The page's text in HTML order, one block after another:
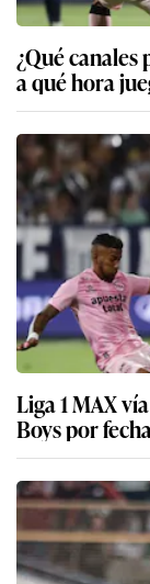
¿Qué canales
a qué hora
Liga 1 MAX
Boys por